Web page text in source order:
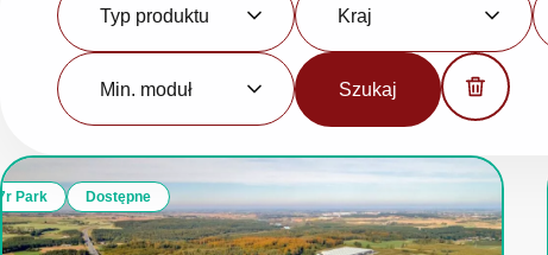
produktuTyp produktu
Kraj
Minimalny
modułMin. moduł Szukaj
Park Dostępne